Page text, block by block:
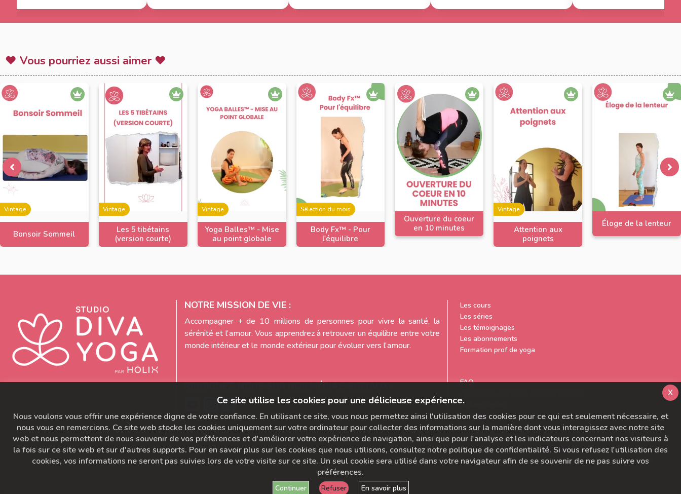
♥ Vous pourriez aussi aimer ♥
Vintage
Bonsoir Sommeil
Vintage
Les 5 tibétains
(version courte)
Vintage
Yoga Balles™️ - Mise
au point globale
Sélection du mois
Body Fx™️ - Pour
l'équilibre
Ouverture du coeur
en 10 minutes
Vintage
Attention aux
poignets
Éloge de la lenteur
NOTRE MISSION DE VIE :
Accompagner + de 10 millions de personnes pour vivre la santé, la
sérénité et l'amour. Vous apprendrez à retrouver un équilibre entre votre
monde intérieur et le monde extérieur pour évoluer vers l'amour.
REJOIGNEZ-NOUS SUR NOS MÉDIAS SOCIAUX :
Les cours
Les séries
Les témoignages
Les abonnements
Formation prof de yoga
FAQ
Le bon départ
SymbioBoard
Politique BaseCamp
A propos du Studio Diva Yoga
CGU & Politique de Confidentialité
Pour nous contacter
Ce site utilise les cookies pour une délicieuse expérience.
Nous voulons vous offrir une expérience digne de votre confiance. En utilisant ce site, vous nous permettez ainsi l'utilisation des cookies pour ce qui est seulement nécessaire, et
nous vous en remercions. Ce site web stocke les cookies uniquement sur votre ordinateur pour collecter des informations sur la manière dont vous interagissez avec notre site
web et nous permettent de nous souvenir de vos préférences et d'améliorer votre expérience de navigation, ainsi que pour l'analyse et les indicateurs concernant nos visiteurs à
la fois sur ce site web et sur d'autres supports. Pour en savoir plus sur les cookies que nous utilisons, consultez notre politique de confidentialité. Si vous refusez l'utilisation des
cookies, vos informations ne seront pas suivies lors de votre visite sur ce site. Un seul cookie sera utilisé dans votre navigateur afin de se souvenir de ne pas suivre vos
préférences.
Continuer Refuser En savoir plus
x